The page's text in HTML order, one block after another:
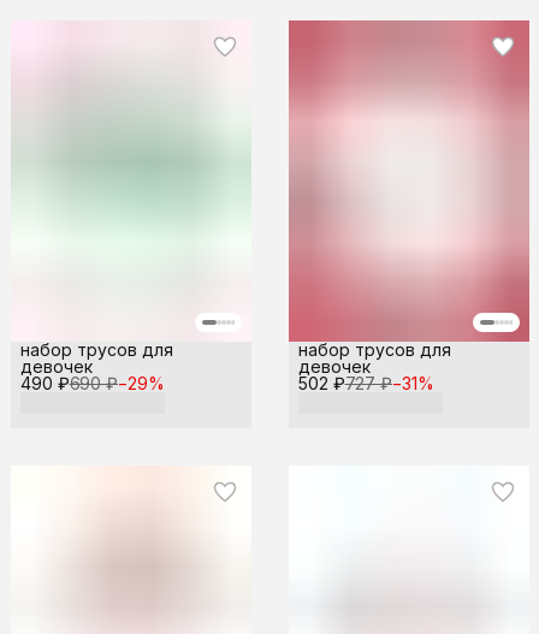
490 ₽690 ₽−29%
набор трусов для
девочек
502 ₽727 ₽−31%
набор трусов для
девочек